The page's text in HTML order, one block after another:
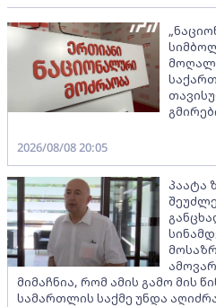
2026/08/08 20:05
პაატა
მიმაჩნია, რომ ამის გამო მის
სამართლის საქმე უნდა